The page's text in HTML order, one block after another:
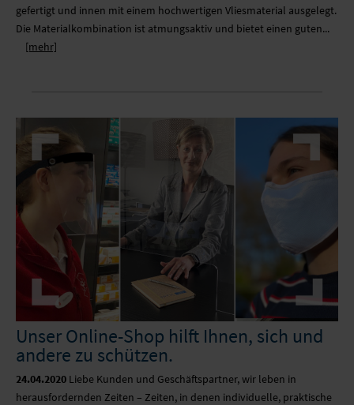
gefertigt und innen mit einem hochwertigen Vliesmaterial ausgelegt.
Die Materialkombination ist atmungsaktiv und bietet einen guten...
[mehr]
Unser Online-Shop hilft Ihnen, sich und
andere zu schützen.
24.04.2020 Liebe Kunden und Geschäftspartner, wir leben in
herausfordernden Zeiten – Zeiten, in denen individuelle, praktische